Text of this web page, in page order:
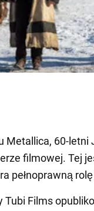
Metallica, 60-
filmowej. Tej
pełnoprawną
Films